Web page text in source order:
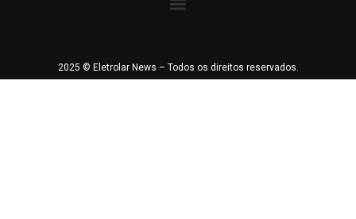
2025 © Eletrolar News – Todos os direitos reservados.